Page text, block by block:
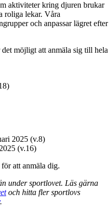
aktiviteter kring djuren brukar
roliga lekar. Våra
och anpassar lägret efter
möjligt att anmäla sig till hela
2025 (v.8)
(v.16)
att anmäla dig.
under sportlovet. Läs gärna
och hitta fler sportlovs
.